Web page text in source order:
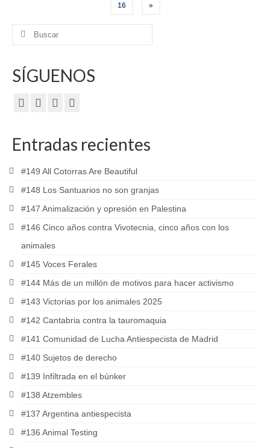
entradas
16 »
Buscar
SÍGUENOS
Entradas recientes
#149 All Cotorras Are Beautiful
#148 Los Santuarios no son granjas
#147 Animalización y opresión en Palestina
#146 Cinco años contra Vivotecnia, cinco años con los
animales
#145 Voces Ferales
#144 Más de un millón de motivos para hacer activismo
#143 Victorias por los animales 2025
#142 Cantabria contra la tauromaquia
#141 Comunidad de Lucha Antiespecista de Madrid
#140 Sujetos de derecho
#139 Infiltrada en el búnker
#138 Atzembles
#137 Argentina antiespecista
#136 Animal Testing